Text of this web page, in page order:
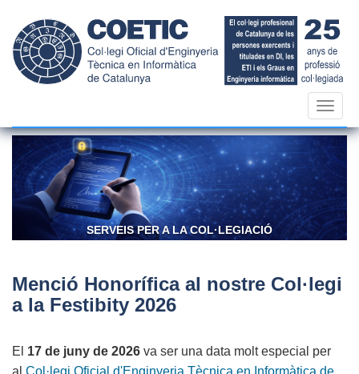
contingut
SERVEIS PER A LA COL·LEGIACIÓ
Menció Honorífica al nostre Col·legi
a la Festibity 2026
El 17 de juny de 2026 va ser una data molt especial per
al Col·legi Oficial d'Enginyeria Tècnica en Informàtica de